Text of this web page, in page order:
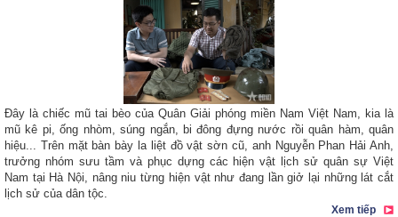
Đây là chiếc mũ tai bèo của Quân Giải phóng miền Nam Việt Nam, kia là
mũ kê pi, ống nhòm, súng ngắn, bi đông đựng nước rồi quân hàm, quân
hiệu... Trên mặt bàn bày la liệt đồ vật sờn cũ, anh Nguyễn Phan Hải Anh,
trưởng nhóm sưu tầm và phục dựng các hiện vật lịch sử quân sự Việt
Nam tại Hà Nội, nâng niu từng hiện vật như đang lần giở lại những lát cắt
lịch sử của dân tộc.
Xem tiếp